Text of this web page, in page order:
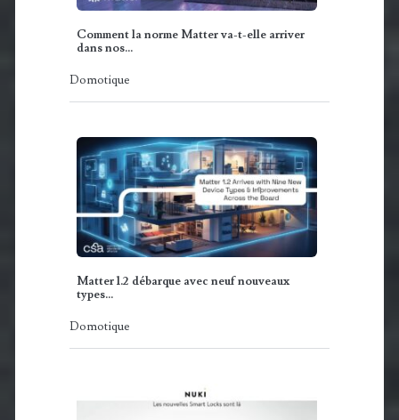
Comment la norme Matter va-t-elle arriver
dans nos…
Domotique
Matter 1.2 débarque avec neuf nouveaux
types…
Domotique